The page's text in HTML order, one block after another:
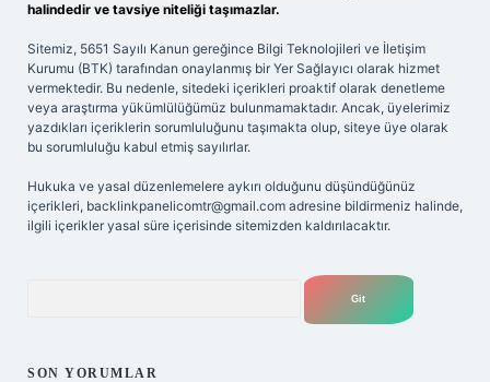
halindedir ve tavsiye niteliği taşımazlar.
Sitemiz, 5651 Sayılı Kanun gereğince Bilgi Teknolojileri ve İletişim
Kurumu (BTK) tarafından onaylanmış bir Yer Sağlayıcı olarak hizmet
vermektedir. Bu nedenle, sitedeki içerikleri proaktif olarak denetleme
veya araştırma yükümlülüğümüz bulunmamaktadır. Ancak, üyelerimiz
yazdıkları içeriklerin sorumluluğunu taşımakta olup, siteye üye olarak
bu sorumluluğu kabul etmiş sayılırlar.
Hukuka ve yasal düzenlemelere aykırı olduğunu düşündüğünüz
içerikleri, backlinkpanelicomtr@gmail.com adresine bildirmeniz halinde,
ilgili içerikler yasal süre içerisinde sitemizden kaldırılacaktır.
SON YORUMLAR